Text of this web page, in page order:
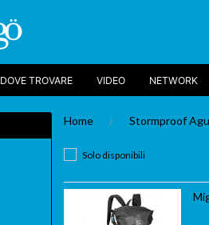
DOVE TROVARE VIDEO NETWORK
Home Stormproof
Solo disponibili